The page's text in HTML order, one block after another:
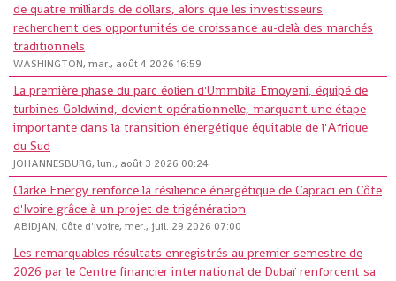
de quatre milliards de dollars, alors que les investisseurs
recherchent des opportunités de croissance au-delà des marchés
traditionnels
WASHINGTON, mar., août 4 2026 16:59
La première phase du parc éolien d'Ummbila Emoyeni, équipé de
turbines Goldwind, devient opérationnelle, marquant une étape
importante dans la transition énergétique équitable de l'Afrique
du Sud
JOHANNESBURG, lun., août 3 2026 00:24
Clarke Energy renforce la résilience énergétique de Capraci en Côte
d'Ivoire grâce à un projet de trigénération
ABIDJAN, Côte d'Ivoire, mer., juil. 29 2026 07:00
Les remarquables résultats enregistrés au premier semestre de
2026 par le Centre financier international de Dubaï renforcent sa